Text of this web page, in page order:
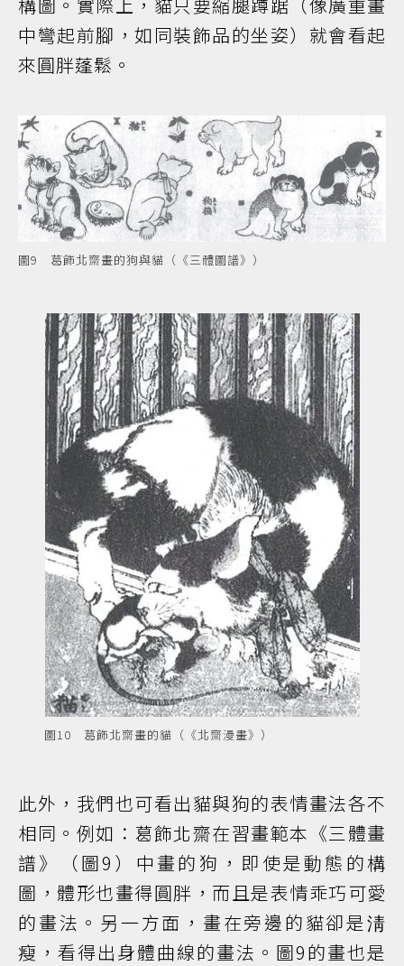
中彎起前腳，如同裝飾品的坐姿）就會看起
來圓胖蓬鬆。
圖9 葛飾北齋畫的狗與貓（《三體圖譜》）
圖10 葛飾北齋畫的貓（《北齋漫畫》）
此外，我們也可看出貓與狗的表情畫法各不
相同。例如：葛飾北齋在習畫範本《三體畫
譜》（圖9）中畫的狗，即使是動態的構
圖，體形也畫得圓胖，而且是表情乖巧可愛
的畫法。另一方面，畫在旁邊的貓卻是淸
瘦，看得出身體曲線的畫法。圖9的畫也是